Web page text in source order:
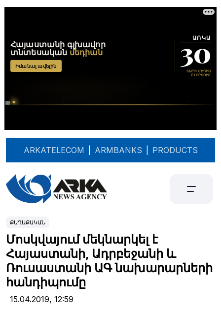
ARKATELECOM ARMBANKS PRODUCTS
ՔԱՂԱՔԱԿԱՆ
Մոսկվայում մեկնարկել է
Հայաստանի, Ադրբեջանի և
Ռուսաստանի ԱԳ նախարարների
հանդիպումը
15.04.2019, 12:59